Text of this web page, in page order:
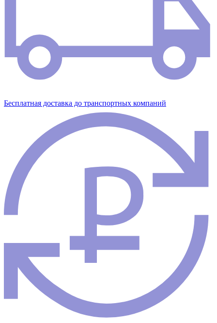
Бесплатная доставка до транспортных компаний